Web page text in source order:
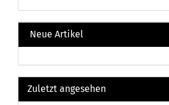
Neue Artikel
Zuletzt angesehen